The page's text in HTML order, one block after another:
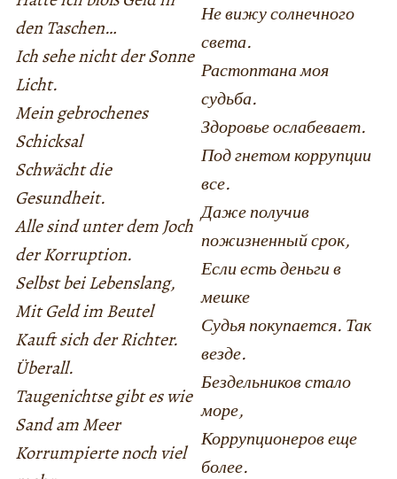
den Taschen…
Ich sehe nicht der Sonne
Licht.
Mein gebrochenes
Schicksal
Schwächt die
Gesundheit.
Alle sind unter dem Joch
der Korruption.
Selbst bei Lebenslang,
Mit Geld im Beutel
Kauft sich der Richter.
Überall.
Taugenichtse gibt es wie
Sand am Meer
Korrumpierte noch viel
Не вижу солнечного
света.
Растоптана моя
судьба.
Здоровье ослабевает.
Под гнетом коррупции
все.
Даже получив
пожизненный срок,
Если есть деньги в
мешке
Судья покупается. Так
везде.
Бездельников стало
море,
Коррупционеров еще
более.